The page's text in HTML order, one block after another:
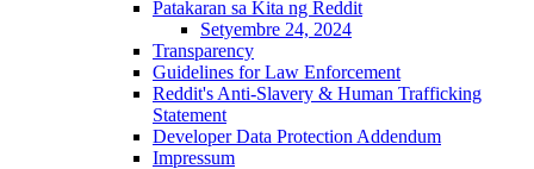
Patakaran sa Kita ng Reddit
Setyembre 24, 2024
Transparency
Guidelines for Law Enforcement
Reddit's Anti-Slavery & Human Trafficking
Statement
Developer Data Protection Addendum
Impressum